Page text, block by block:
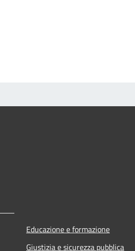
Educazione e formazione
Giustizia e sicurezza pubblica